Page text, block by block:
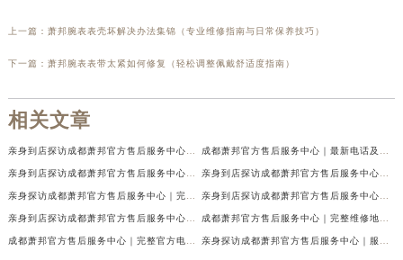
上一篇： 萧邦腕表表壳坏解决办法集锦（专业维修指南与日常保养技巧）
下一篇： 萧邦腕表表带太紧如何修复（轻松调整佩戴舒适度指南）
相关文章